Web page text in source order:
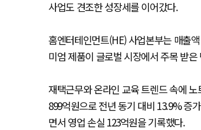
사업도 견조한 성장세를 이어갔다.
홈엔터테인먼트(HE) 사업본부는 매출
미엄 제품이 글로벌 시장에서 주목 받
재택근무와 온라인 교육 트렌드 속에
899억원으로 전년 동기 대비 13.9% 증
면서 영업 손실 123억원을 기록했다.